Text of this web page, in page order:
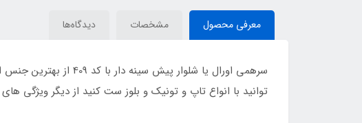
معرفی محصول مشخصات دیدگاه‌ها
سرهمی اورال یا
توانید با انواع تاپ و تونیک و بلوز ست کنید از دیگر ویژگی